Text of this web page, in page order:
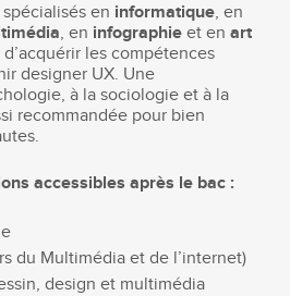
en informatique, en
, en infographie et enart
les compétences
designer UX. Une
à la sociologie et à la
recommandée pour bien
accessibles après le bac :
du Multimédia et de l’internet)
design et multimédia